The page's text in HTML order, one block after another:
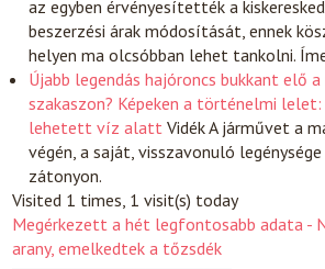
az egyben érvényesítették a
beszerzési árak módosítását, ennek
helyen ma olcsóbban lehet tankolni.
Újabb legendás hajóroncs bukkant elő
szakaszon? Képeken a történelmi
lehetett víz alatt VidékA járművet a
végén, a saját, visszavonuló
zátonyon.
Visited 1 times, 1 visit(s) today
Megérkezett a hét legfontosabb adata -
arany, emelkedtek a tőzsdék